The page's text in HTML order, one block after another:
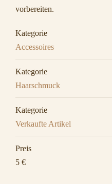
vorbereiten.
Kategorie
Accessoires
Kategorie
Haarschmuck
Kategorie
Verkaufte Artikel
Preis
5 €